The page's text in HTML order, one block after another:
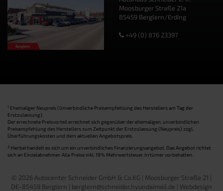
Moosburger Straße 21a
85459 Berglern/Erding
+49 (0) 876 23397
1 Ehemaliger Neupreis (Unverbindliche Preisempfehlung des Herstellers am Tag der
Erstzulassung).
Der errechnete Preisvorteil errechnet sich gegenüber der ehemaligen, unverbindlichen
Preisempfehlung des Herstellers zum Zeitpunkt der Erstzulassung (Neupreis) zzgl.
Überführungskosten und dem aktuellen Angebotspreis.
2 Hierbei handelt es sich um ein unverbindliches Finanzierungsangebot. Das Angebot richtet
sich an Einzelabnehmer. Alle Preise inkl. 19% Mehrwertsteuer. Irrtümer vorbehalten.
© 2026 Autocenter Schneider GmbH & Co.KG | Moosburger Straße 21 |
DE-85459 Berglern | berglern@schneider.hyundaimail.de | Webdesign